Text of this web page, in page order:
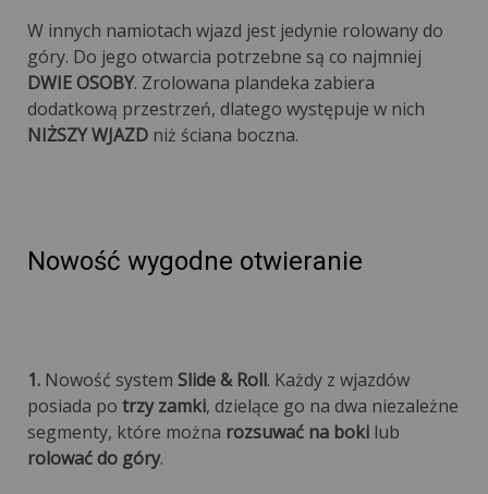
W innych namiotach wjazd jest jedynie rolowany do
góry. Do jego otwarcia potrzebne są co najmniej
DWIE OSOBY. Zrolowana plandeka zabiera
dodatkową przestrzeń, dlatego występuje w nich
NIŻSZY WJAZD niż ściana boczna.
Nowość wygodne otwieranie
1. Nowość system Slide & Roll. Każdy z wjazdów
posiada po trzy zamki, dzielące go na dwa niezależne
segmenty, które można rozsuwać na boki lub
rolować do góry.